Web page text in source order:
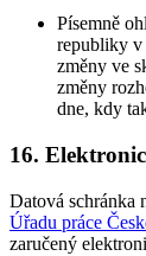
Písemně
republiky v
změny ve
změny
dne, kdy
16.
Datová schránka
Úřadu práce
zaručený